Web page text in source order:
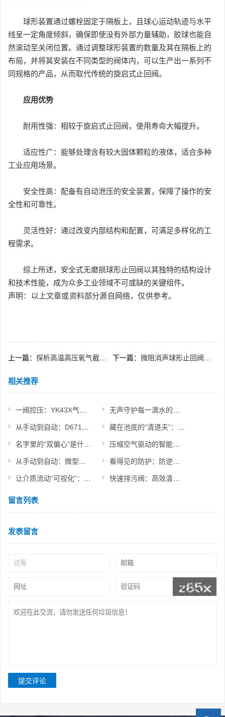
球形装置通过螺栓固定于隔板上，且球心运动轨迹与水平
线呈一定角度倾斜，确保即使没有外部力量辅助，胶球也能自
然滚动至关闭位置。通过调整球形装置的数量及其在隔板上的
布局，并将其安装在不同类型的阀体内，可以生产出一系列不
同规格的产品，从而取代传统的旋启式止回阀。
应用优势
耐用性强：相较于旋启式止回阀，使用寿命大幅提升。
适应性广：能够处理含有较大固体颗粒的液体，适合多种
工业应用场景。
安全性高：配备有自动泄压的安全装置，保障了操作的安
全性和可靠性。
灵活性好：通过改变内部结构和配置，可满足多样化的工
程需求。
综上所述，安全式无磨损球形止回阀以其独特的结构设计
和技术性能，成为众多工业领域不可或缺的关键组件。
声明：以上文章或资料部分源自网络，仅供参考。
上一篇： 探析高温高压氧气截止阀的结构特点及其设计考量 下一篇： 微阻消声球形止回阀的优势与不足
相关推荐
留言列表
发表留言
提交评论